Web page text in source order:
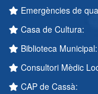
Emergències de
Casa de Cultura:
Biblioteca Municipal:
Consultori Mèdic
CAP de Cassà: